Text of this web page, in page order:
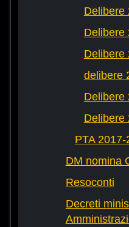
Delibere
Delibere
Delibere
delibere
Delibere
Delibere
PTA 2017-
DM nomina
Resoconti
Decreti